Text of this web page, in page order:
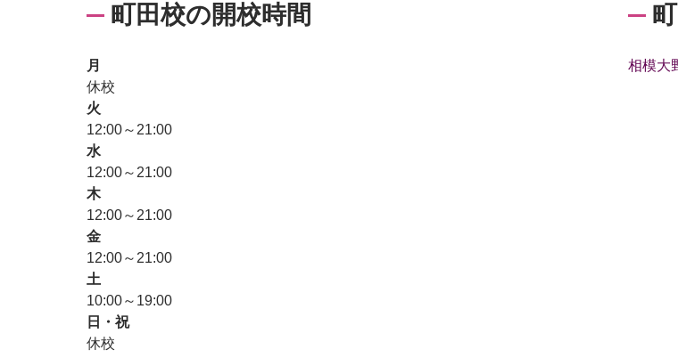
町田校の開校時間
月
休校
火
12:00～21:00
水
12:00～21:00
木
12:00～21:00
金
12:00～21:00
土
10:00～19:00
日・祝
休校
相模大